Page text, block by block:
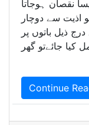
نقصان ہوجاتا
اذیت سے دوچار
ذیل باتوں پر
Continue